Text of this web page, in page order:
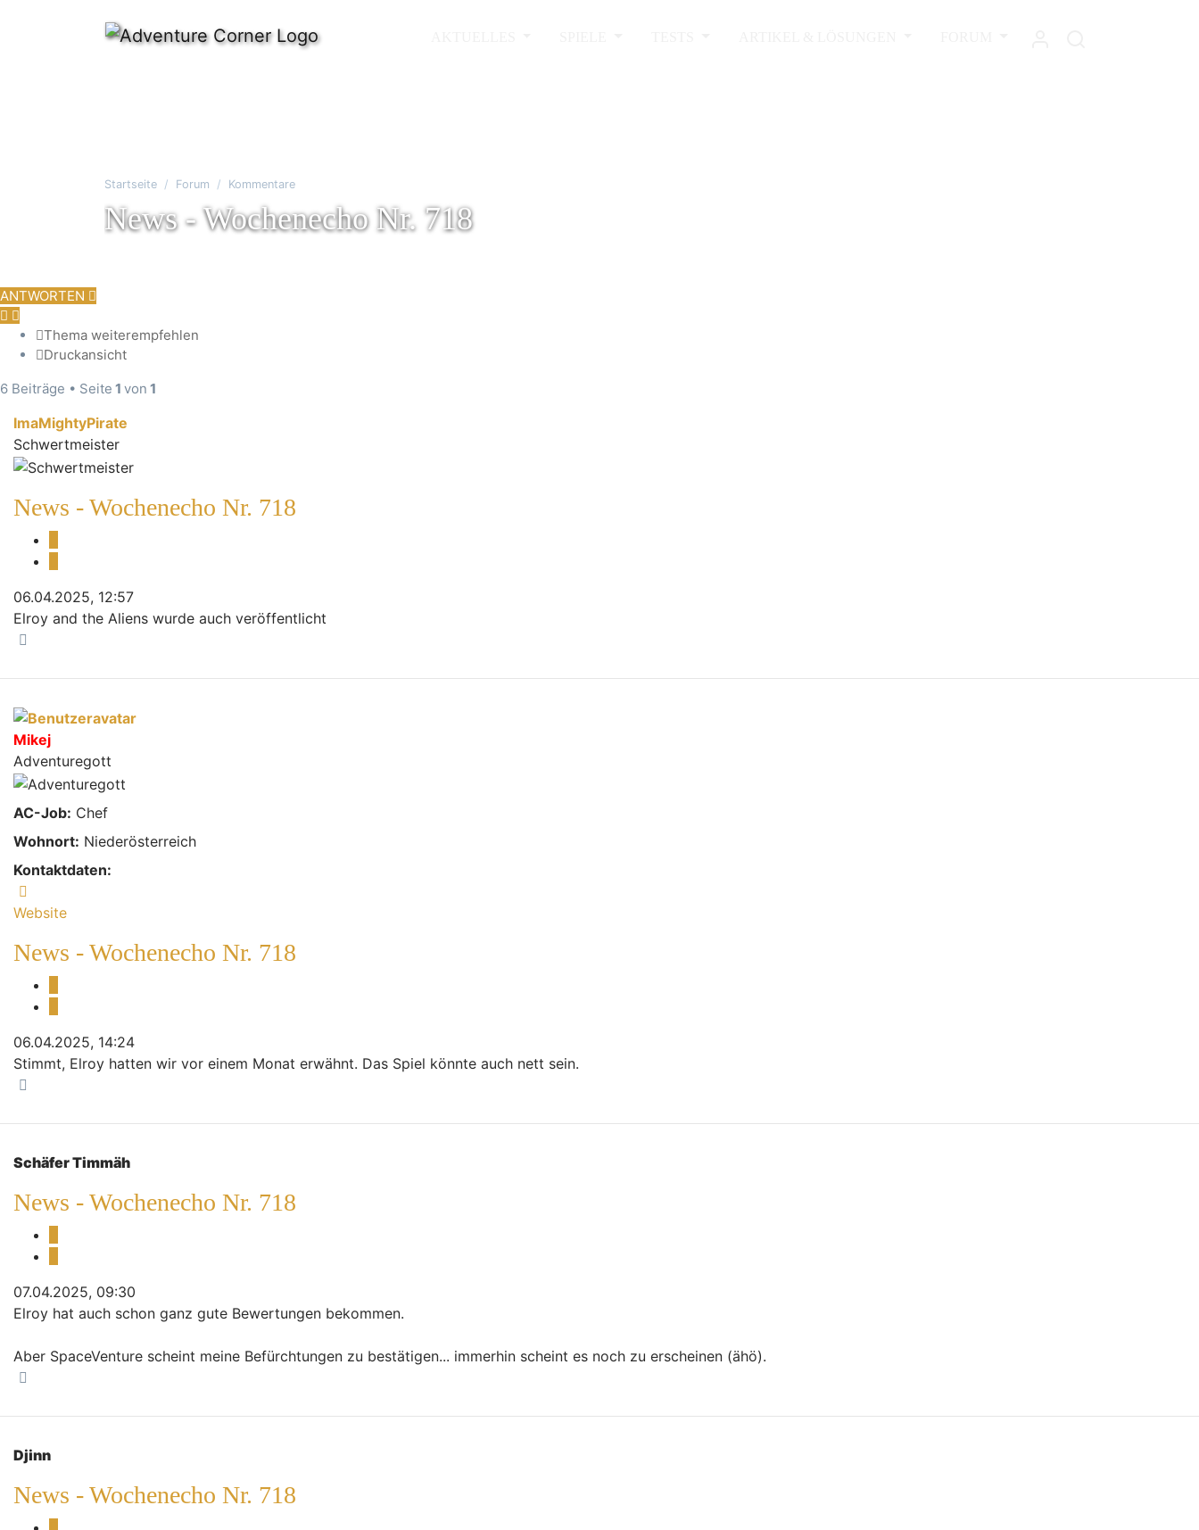
Startseite Forum Kommentare
News - Wochenecho Nr. 718
ANTWORTEN
Thema weiterempfehlen
Druckansicht
6 Beiträge • Seite 1 von 1
ImaMightyPirate
Schwertmeister
News - Wochenecho Nr. 718
06.04.2025, 12:57
Elroy and the Aliens wurde auch veröffentlicht
Mikej
Adventuregott
AC-Job: Chef
Wohnort: Niederösterreich
Kontaktdaten:
Website
News - Wochenecho Nr. 718
06.04.2025, 14:24
Stimmt, Elroy hatten wir vor einem Monat erwähnt. Das Spiel könnte auch nett sein.
Schäfer Timmäh
News - Wochenecho Nr. 718
07.04.2025, 09:30
Elroy hat auch schon ganz gute Bewertungen bekommen.
Aber SpaceVenture scheint meine Befürchtungen zu bestätigen... immerhin scheint es noch zu erscheinen (ähö).
Djinn
News - Wochenecho Nr. 718